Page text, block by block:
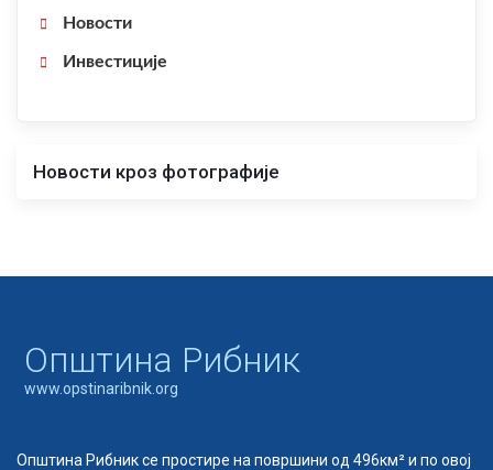
Новости
Инвестиције
Новости кроз фотографије
Oпштина Рибник
www.opstinaribnik.org
Општина Рибник се простире на површини од 496км² и по овој